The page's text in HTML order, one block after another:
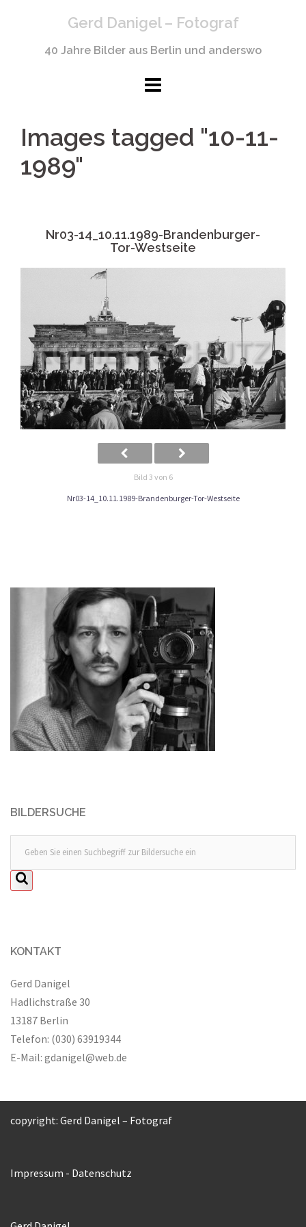
Gerd Danigel – Fotograf
40 Jahre Bilder aus Berlin und anderswo
Images tagged "10-11-
1989"
Nr03-14_10.11.1989-Brandenburger-
Tor-Westseite
Bild 3 von 6
Nr03-14_10.11.1989-Brandenburger-Tor-Westseite
BILDERSUCHE
KONTAKT
Gerd Danigel
Hadlichstraße 30
13187 Berlin
Telefon: (030) 63919344
E-Mail: gdanigel@web.de
copyright: Gerd Danigel – Fotograf
Impressum - Datenschutz